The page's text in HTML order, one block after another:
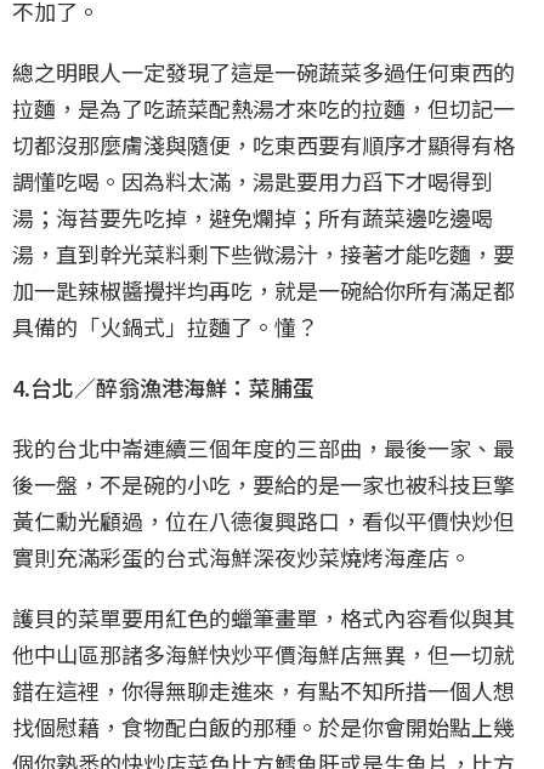
不加了。
總之明眼人一定發現了這是一碗蔬菜多過任何東西的
拉麵，是為了吃蔬菜配熱湯才來吃的拉麵，但切記一
切都沒那麼膚淺與隨便，吃東西要有順序才顯得有格
調懂吃喝。因為料太滿，湯匙要用力舀下才喝得到
湯；海苔要先吃掉，避免爛掉；所有蔬菜邊吃邊喝
湯，直到幹光菜料剩下些微湯汁，接著才能吃麵，要
加一匙辣椒醬攪拌均再吃，就是一碗給你所有滿足都
具備的「火鍋式」拉麵了。懂？
4.台北／醉翁漁港海鮮：菜脯蛋
我的台北中崙連續三個年度的三部曲，最後一家、最
後一盤，不是碗的小吃，要給的是一家也被科技巨擎
黃仁勳光顧過，位在八德復興路口，看似平價快炒但
實則充滿彩蛋的台式海鮮深夜炒菜燒烤海產店。
護貝的菜單要用紅色的蠟筆畫單，格式內容看似與其
他中山區那諸多海鮮快炒平價海鮮店無異，但一切就
錯在這裡，你得無聊走進來，有點不知所措一個人想
找個慰藉，食物配白飯的那種。於是你會開始點上幾